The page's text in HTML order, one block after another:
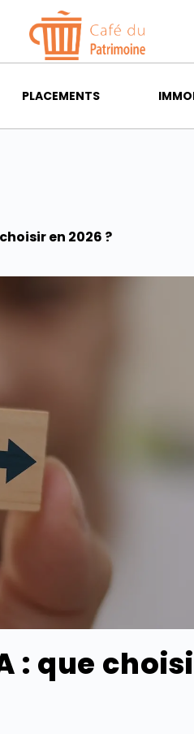
PLACEMENTS
en 2026 ?
: que